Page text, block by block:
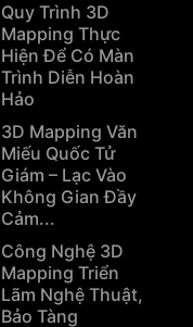
Quy Trình 3D
Mapping Thực
Hiện Để Có Màn
Trình Diễn Hoàn
Hảo
3D Mapping Văn
Miếu Quốc Tử
Giám – Lạc Vào
Không Gian Đầy
Cảm...
Công Nghệ 3D
Mapping Triển
Lãm Nghệ Thuật,
Bảo Tàng